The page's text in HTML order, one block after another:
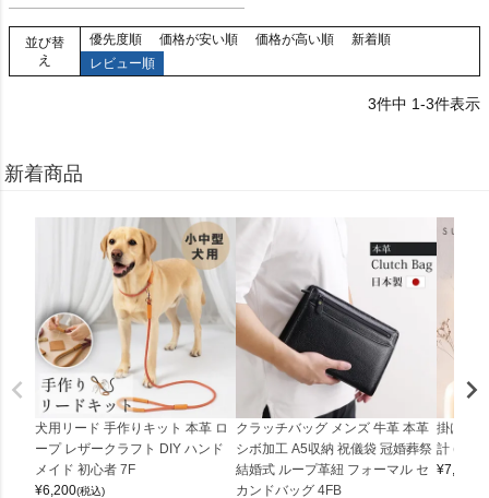
並び替
え
優先度順 価格が安い順 価格が高い順
新着順
レビュー順
3件中 1-3件表示
新着商品
犬用リード 手作りキット 本革 ロ
ープ レザークラフト DIY ハンド
メイド 初心者 7F
¥6,200(税込)
クラッチバッグ メンズ 牛革 本革
シボ加工 A5収納 祝儀袋 冠婚葬祭
結婚式 ループ革紐 フォーマル セ
カンドバッグ 4FB
掛け時
計
¥7,150